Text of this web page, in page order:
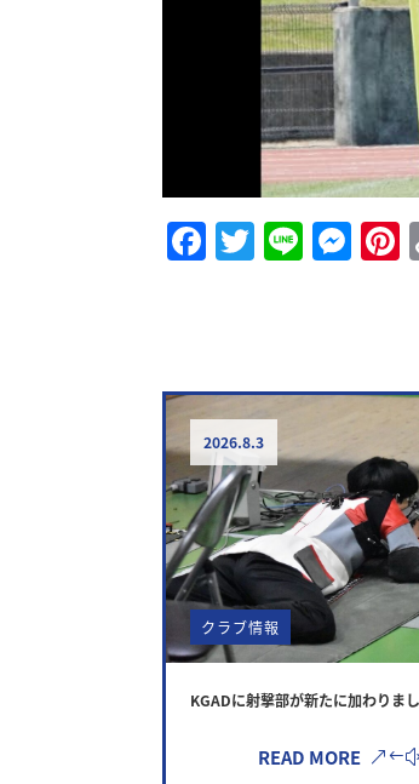
Facebook
Twitter
Line
2026.8.3
クラブ情報
KGADに射撃部が新たに加わりま
READ MORE